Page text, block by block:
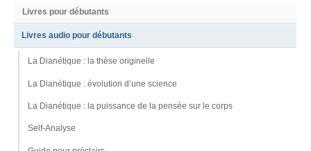
Livres pour débutants
Livres audio pour débutants
La Dianétique : la thèse originelle
La Dianétique : évolution d’une science
La Dianétique : la puissance de la pensée sur le corps
Self-Analyse